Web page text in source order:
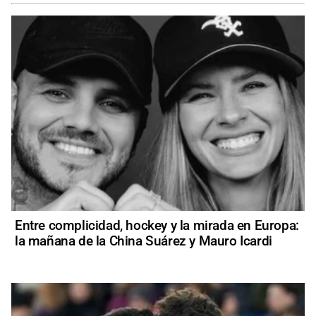
Entre complicidad, hockey y la mirada en Europa:
la mañana de la China Suárez y Mauro Icardi